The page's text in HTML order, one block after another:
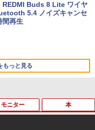
REDMI Buds 8 Lite ワイヤ
5.4 ノイズキャンセ
間再生
もっと見る
Flo Milli, ATL Jacob
定】 い・ろ・は・す 2L P
本
17巻 (デジタル版ビッグガ
)
モニター 本